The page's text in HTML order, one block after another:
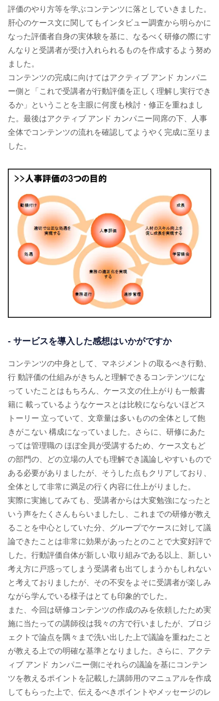
評価のやり方等を学ぶコンテンツに落としていきました。
肝心のケース文に関してもインタビュー調査から明らかに
なった評価者自身の実体験を基に、なるべく研修の際にす
んなりと受講者が受け入れられるものを作成するよう努め
ました。
コンテンツの完成に向けてはアクティブ アンド カンパニ
ー側と「これで受講者が行動評価を正しく理解し実行でき
るか」ということを主眼に何度も検討・修正を重ねまし
た。最後はアクティブ アンド カンパニー同席の下、人事
全体でコンテンツの流れを確認してようやく完成に至りま
した。
- サービスを導入した感想はいかがですか
コンテンツの中身として、マネジメントの取るべき行動、
行 動評価の仕組みがきちんと理解できるコンテンツにな
って いたことはもちろん、ケース文の仕上がりも一般書
籍に 載っているようなケースとは比較にならないほどス
トーリー 立っていて、文章量は多いものの全体として飽
きがこない 構成になっていました。さらに、研修にあた
っては管理職の ほぼ全員が受講するため、ケース文もど
の部門の、どの立場の人でも理解でき議論しやすいもので
ある必要がありましたが、そうした点もクリアしており、
全体として非常に満足の行く内容に仕上がりました。
実際に実施してみても、受講者からは大変勉強になったと
いう声をたくさんもらいましたし、これまでの研修が教え
ることを中心としていた分、グループでケースに対して議
論できたことは非常に効果があったとのことで大変好評で
した。行動評価自体が新しい取り組みである以上、新しい
考え方に戸惑ってしまう受講者も出てしまうかもしれない
と考えておりましたが、その不安をよそに受講者が楽しみ
ながら学んでいる様子はとても印象的でした。
また、今回は研修コンテンツの作成のみを依頼したため実
施に当たっての講師役は我々の方で行いましたが、プロジ
ェクトで論点を隅々まで洗い出した上で議論を重ねたこと
が教える上での明確な基準となりました。さらに、アクテ
ィブ アンド カンパニー側にそれらの議論を基にコンテン
ツを教えるポイントを記載した講師用のマニュアルを作成
してもらった上で、伝えるべきポイントやメッセージのレ